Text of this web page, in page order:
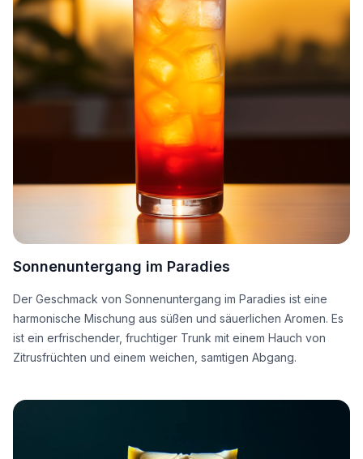
Sonnenuntergang im Paradies
Der Geschmack von Sonnenuntergang im Paradies ist eine
harmonische Mischung aus süßen und säuerlichen Aromen. Es
ist ein erfrischender, fruchtiger Trunk mit einem Hauch von
Zitrusfrüchten und einem weichen, samtigen Abgang.